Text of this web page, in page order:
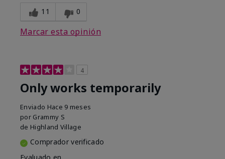
11 0
Marcar esta opinión
4
Only works temporarily
Enviado Hace 9 meses
por Grammy S
de Highland Village
Comprador verificado